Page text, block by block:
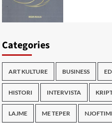
Categories
ART KULTURE BUSINESS
HISTORI INTERVISTA
LAJME ME TEPER